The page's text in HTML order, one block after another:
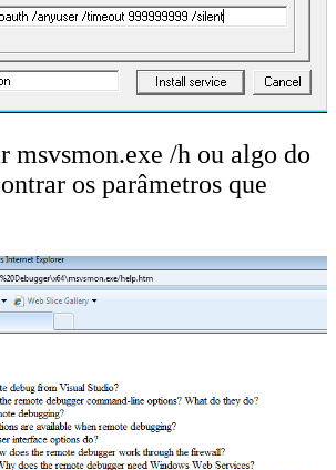
msvsmon.exe /h ou algo do
os parâmetros que